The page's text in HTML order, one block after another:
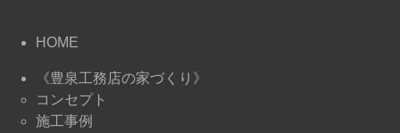
HOME
《豊泉工務店の家づくり》
コンセプト
施工事例